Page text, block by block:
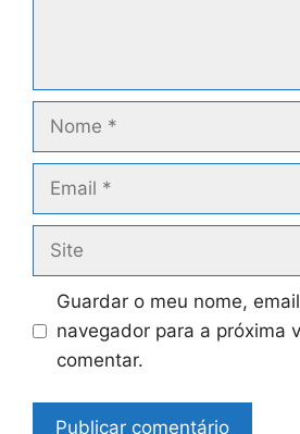
Nome
Email
Site
Guardar o meu nome,
navegador para a próxima
comentar.